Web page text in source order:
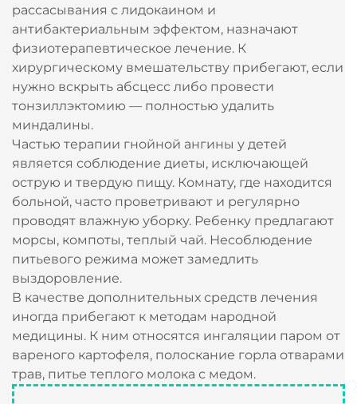
рассасывания с лидокаином и
антибактериальным эффектом, назначают
физиотерапевтическое лечение. К
хирургическому вмешательству прибегают, если
нужно вскрыть абсцесс либо провести
тонзиллэктомию — полностью удалить
миндалины.
Частью терапии гнойной ангины у детей
является соблюдение диеты, исключающей
острую и твердую пищу. Комнату, где находится
больной, часто проветривают и регулярно
проводят влажную уборку. Ребенку предлагают
морсы, компоты, теплый чай. Несоблюдение
питьевого режима может замедлить
выздоровление.
В качестве дополнительных средств лечения
иногда прибегают к методам народной
медицины. К ним относятся ингаляции паром от
вареного картофеля, полоскание горла отварами
трав, питье теплого молока с медом.